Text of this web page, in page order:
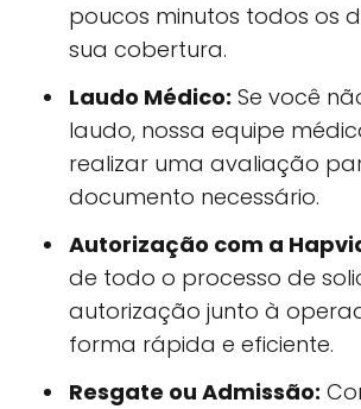
poucos minutos todos os
sua cobertura.
Laudo Médico: Se você
laudo, nossa equipe
realizar uma avaliação
documento necessário.
Autorização com a
de todo o processo de
autorização junto à
forma rápida e eficiente.
Resgate ou Admissão: